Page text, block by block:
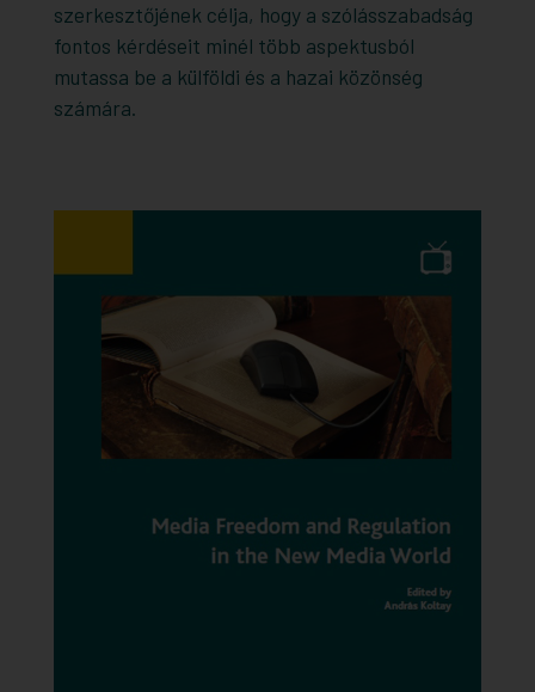
szerkesztőjének célja, hogy a szólásszabadság
fontos kérdéseit minél több aspektusból
mutassa be a külföldi és a hazai közönség
számára.